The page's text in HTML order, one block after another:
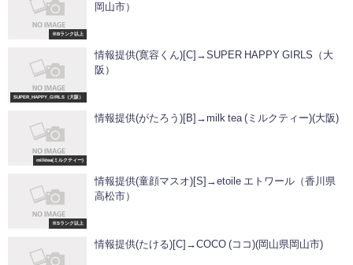
※Bランク以上
岡山市）
SUPER_HAPPY_GIRLS（大阪）
情報提供(寛容くん)[C]→SUPER HAPPY GIRLS（大
阪）
milktea(ミルクティー)
情報提供(がたろう)[B]→milk tea (ミルクティー)(大阪)
※Sランク以上
情報提供(童顔マスオ)[S]→etoile エトワール（香川県
高松市）
情報提供(たける)[C]→COCO (ココ)(岡山県岡山市)